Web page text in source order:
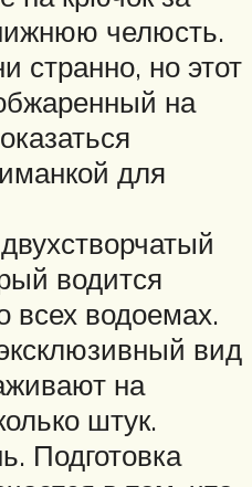
челюсть.
странно, но этот
на
для
водится
всех водоемах.
вид
на
штук.
Подготовка